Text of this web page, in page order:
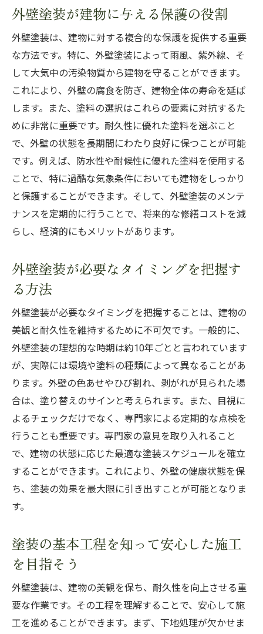
イント
外壁の材質に合った塗料の選定
長持ちする塗料の選び方とその理由
カラー選びが耐久性に与える影響
塗料メーカーの選び方と信頼性の確認
年に一度の外壁点検がもたらす安心感とその方
法
外壁点検が事故を未然に防ぐ理由
点検時に確認すべき外壁の劣化サイン
プロと一緒に行う外壁点検の手順
点検の頻度と自分でできるチェック項目
色あせ防止に効果的な塗料の選び方
美観を保つための定期的なクリーニングの
重要性
色あせを防ぐための環境対策
色が長持ちする外壁塗装のコツ
塗料の退色を防ぐ最新技術の紹介
美観と機能性を兼ね備えた外壁デザインの
実例
外壁のひび割れを未然に防ぐメンテナンスの秘
ひび割れを早期発見するための観察ポイン
ト
ひび割れを防ぐための効果的な補修方法
ひび割れが発生しやすい季節とその対策
外壁塗装が建物に与える保護の役割
外壁塗装は、建物に対する複合的な保護を提供する重要
な方法です。特に、外壁塗装によって雨風、紫外線、そ
して大気中の汚染物質から建物を守ることができます。
これにより、外壁の腐食を防ぎ、建物全体の寿命を延ば
します。また、塗料の選択はこれらの要素に対抗するた
めに非常に重要です。耐久性に優れた塗料を選ぶこと
で、外壁の状態を長期間にわたり良好に保つことが可能
です。例えば、防水性や耐候性に優れた塗料を使用する
ことで、特に過酷な気象条件においても建物をしっかり
と保護することができます。そして、外壁塗装のメンテ
ナンスを定期的に行うことで、将来的な修繕コストを減
らし、経済的にもメリットがあります。
外壁塗装が必要なタイミングを把握す
る方法
外壁塗装が必要なタイミングを把握することは、建物の
美観と耐久性を維持するために不可欠です。一般的に、
外壁塗装の理想的な時期は約10年ごとと言われています
が、実際には環境や塗料の種類によって異なることがあ
ります。外壁の色あせやひび割れ、剥がれが見られた場
合は、塗り替えのサインと考えられます。また、目視に
よるチェックだけでなく、専門家による定期的な点検を
行うことも重要です。専門家の意見を取り入れること
で、建物の状態に応じた最適な塗装スケジュールを確立
することができます。これにより、外壁の健康状態を保
ち、塗装の効果を最大限に引き出すことが可能となりま
す。
塗装の基本工程を知って安心した施工
を目指そう
外壁塗装は、建物の美観を保ち、耐久性を向上させる重
要な作業です。その工程を理解することで、安心して施
工を進めることができます。まず、下地処理が欠かせま